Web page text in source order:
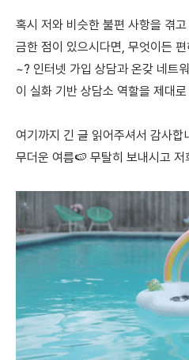
혹시 저와 비슷한 불편 사항을 겪
금한 점이 있으시다면, 무엇이든 편
~? 인터넷 가입 상담과 온갖 네트
이 실화 기반 상담소 역할을 제대
여기까지 긴 글 읽어주셔서 감사합
무더운 여름🍉 무탈히 보내시고